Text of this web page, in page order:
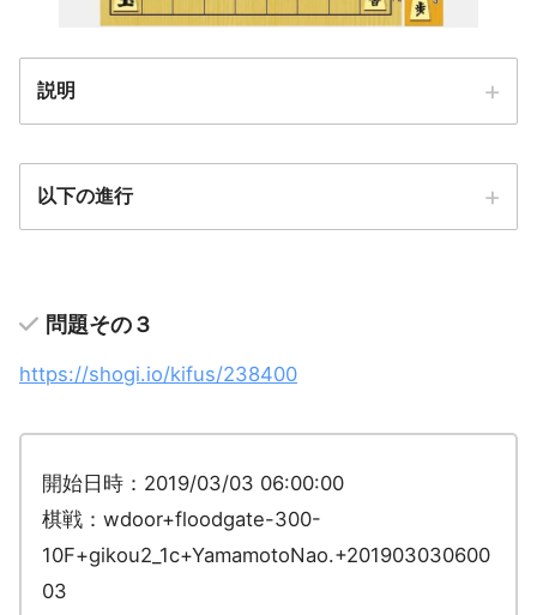
説明
以下の進行
問題その３
https://shogi.io/kifus/238400
開始日時：2019/03/03 06:00:00
棋戦：wdoor+floodgate-300-
10F+gikou2_1c+YamamotoNao.+201903030600
03